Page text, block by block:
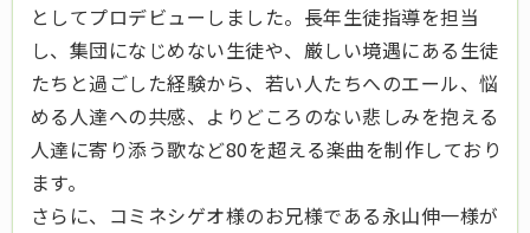
としてプロデビューしました。長年生徒指導を担当
し、集団になじめない生徒や、厳しい境遇にある生徒
たちと過ごした経験から、若い人たちへのエール、悩
める人達への共感、よりどころのない悲しみを抱える
人達に寄り添う歌など80を超える楽曲を制作しており
ます。
さらに、コミネシゲオ様のお兄様である永山伸一様が